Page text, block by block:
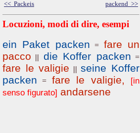
<< Packeis packend >>
Locuzioni, modi di dire, esempi
ein Paket packen = fare un
pacco || die Koffer packen =
fare le valigie || seine Koffer
packen = fare le valigie,
[in
senso figurato] andarsene